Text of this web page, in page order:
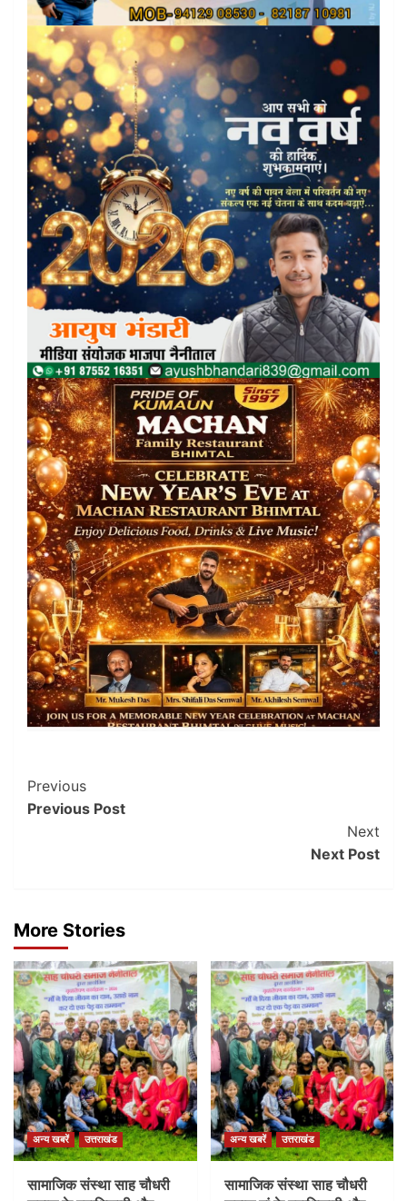
Post
Navigation
Previous
Previous Post
Next
Next Post
More Stories
अन्य खबरें उत्तराखंड
सामाजिक संस्था साह चौधरी
अन्य खबरें उत्तराखंड
सामाजिक संस्था साह चौधरी